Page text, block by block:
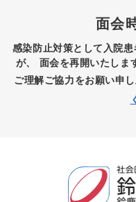
面会
感染防止対策として入院
が、 面会を再開いたしま
ご理解ご協力をお願い申し